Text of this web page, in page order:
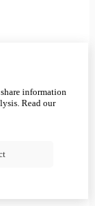
information
Read our